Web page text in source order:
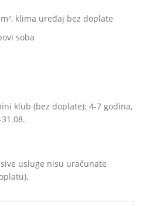
klima uređaj bez doplate
soba
klub (bez doplate): 4-7 godina,
usluge nisu uračunate